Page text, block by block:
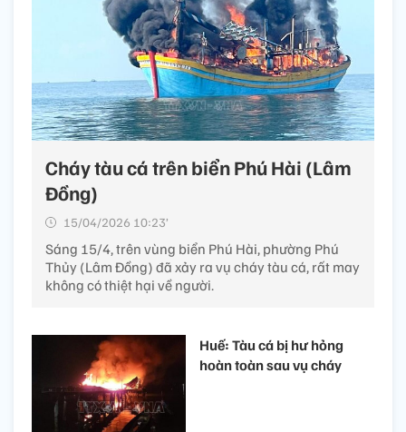
Cháy tàu cá trên biển Phú Hài (Lâm
Đồng)
15/04/2026 10:23’
Sáng 15/4, trên vùng biển Phú Hài, phường Phú
Thủy (Lâm Đồng) đã xảy ra vụ cháy tàu cá, rất may
không có thiệt hại về người.
Huế: Tàu cá bị hư hỏng
hoàn toàn sau vụ cháy